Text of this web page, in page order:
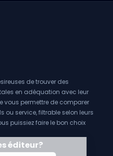
de trouver des
en adéquation avec leur
vous permettre de comparer
ou service, filtrable selon leurs
puissiez faire le bon choix
éditeur?